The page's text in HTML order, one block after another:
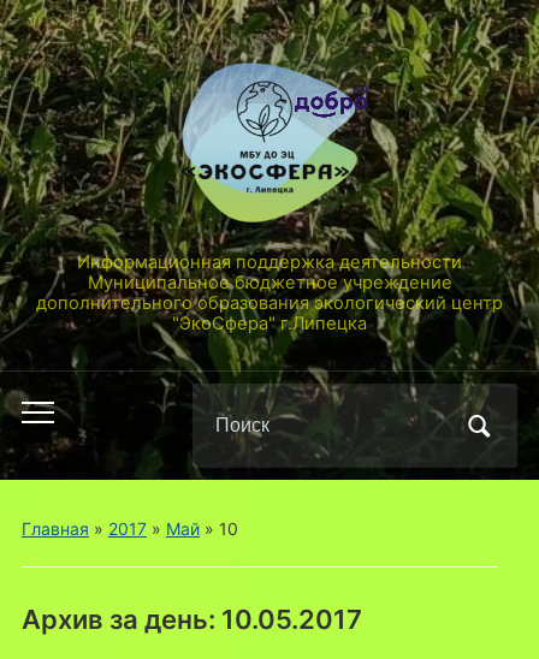
Информационная поддержка деятельности
Муниципальное бюджетное учреждение
дополнительного образования экологический центр
"ЭкоСфера" г.Липецка
Переключить
мобильное
меню
Поиск
по:
Главная » 2017» Май» 10
Архив за день: 10.05.2017